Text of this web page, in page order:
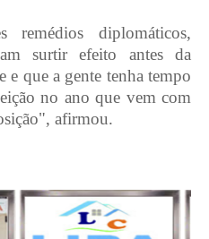
remédios diplomáticos,
surtir efeito antes da
e que a gente tenha tempo
no ano que vem com
afirmou.